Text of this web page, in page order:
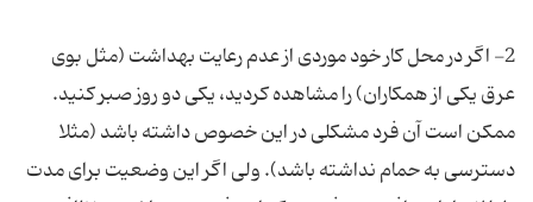
2- اگر در محل کار خود موردی از عدم رعایت بهداشت (مثل بوی
عرق یکی از همکاران) را مشاهده کردید، یکی دو روز صبر کنید.
ممکن است آن فرد مشکلی در این خصوص داشته باشد (مثلا
دسترسی به حمام نداشته باشد). ولی اگر این وضعیت برای مدت